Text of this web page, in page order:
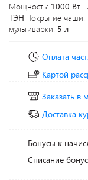
Мощность: 1000 Вт
ТЭН Покрытие чаши:
мультиварки: 5 л
Оплата
Картой
Заказать в
Доставка
Бонусы к
Списание